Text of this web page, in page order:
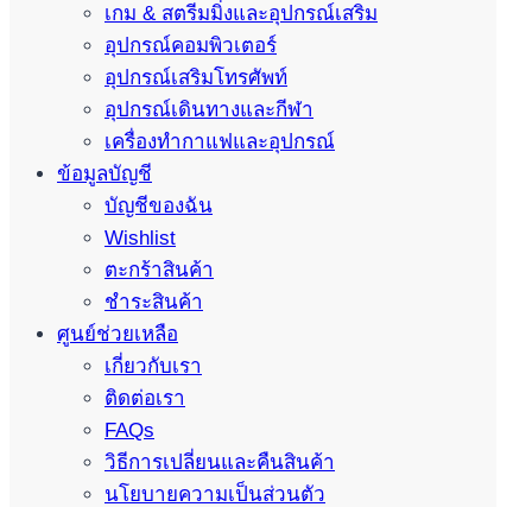
เกม & สตรีมมิ่งและอุปกรณ์เสริม
อุปกรณ์คอมพิวเตอร์
อุปกรณ์เสริมโทรศัพท์
อุปกรณ์เดินทางและกีฬา
เครื่องทำกาแฟและอุปกรณ์
ข้อมูลบัญชี
บัญชีของฉัน
Wishlist
ตะกร้าสินค้า
ชำระสินค้า
ศูนย์ช่วยเหลือ
เกี่ยวกับเรา
ติดต่อเรา
FAQs
วิธีการเปลี่ยนและคืนสินค้า
นโยบายความเป็นส่วนตัว